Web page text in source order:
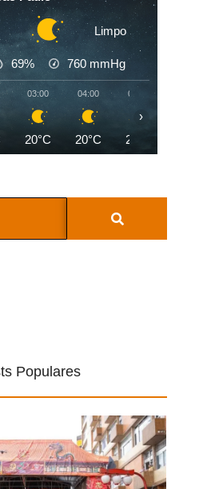
Limpo
69% 760 mmHg
03:00
20°C
04:00
20°C
05:00
20°C
›
Populares